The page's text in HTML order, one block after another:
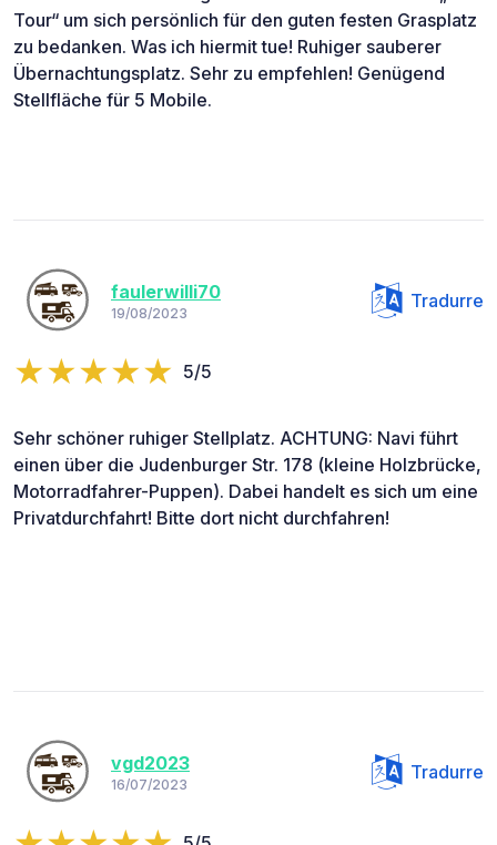
Tour“ um sich persönlich für den guten festen Grasplatz
zu bedanken. Was ich hiermit tue! Ruhiger sauberer
Übernachtungsplatz. Sehr zu empfehlen! Genügend
Stellfläche für 5 Mobile.
faulerwilli70
19/08/2023
Tradurre
5/5
Sehr schöner ruhiger Stellplatz. ACHTUNG: Navi führt
einen über die Judenburger Str. 178 (kleine Holzbrücke,
Motorradfahrer-Puppen). Dabei handelt es sich um eine
Privatdurchfahrt! Bitte dort nicht durchfahren!
vgd2023
16/07/2023
Tradurre